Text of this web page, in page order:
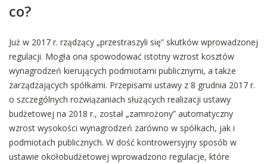
co?
Już w 2017 r. rządzący „przestraszyli się” skutków wprowadzonej
regulacji. Mogła ona spowodować istotny wzrost kosztów
wynagrodzeń kierujących podmiotami publicznymi, a także
zarządzających spółkami. Przepisami ustawy z 8 grudnia 2017 r.
o szczególnych rozwiązaniach służących realizacji ustawy
budżetowej na 2018 r., został „zamrożony” automatyczny
wzrost wysokości wynagrodzeń zarówno w spółkach, jak i
podmiotach publicznych. W dość kontrowersyjny sposób w
ustawie okołobudżetowej wprowadzono regulacje, które